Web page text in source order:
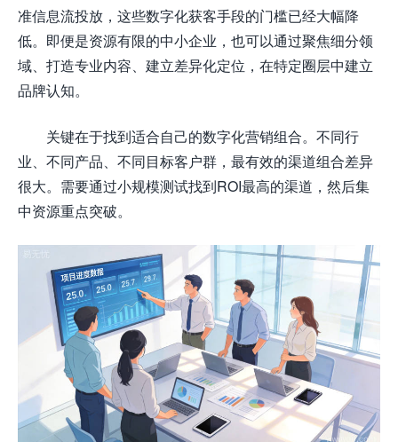
准信息流投放，这些数字化获客手段的门槛已经大幅降
低。即便是资源有限的中小企业，也可以通过聚焦细分领
域、打造专业内容、建立差异化定位，在特定圈层中建立
品牌认知。
关键在于找到适合自己的数字化营销组合。不同行
业、不同产品、不同目标客户群，最有效的渠道组合差异
很大。需要通过小规模测试找到ROI最高的渠道，然后集
中资源重点突破。